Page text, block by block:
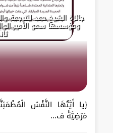
جائزة الشيخ حمد للترجمة
ومؤسسها سمو الأمير
{يا أَيَّتُهَا النَّفْسُ
مَرْضِيَّةً ف...